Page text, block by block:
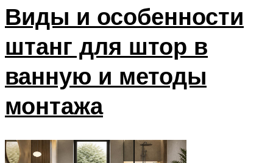
Виды и особенности
штанг для штор в
ванную и методы
монтажа